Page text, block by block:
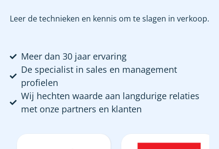
Leer de technieken en kennis om te slagen in verkoop.
Meer dan 30 jaar ervaring
De specialist in sales en management
profielen
Wij hechten waarde aan langdurige relaties
met onze partners en klanten